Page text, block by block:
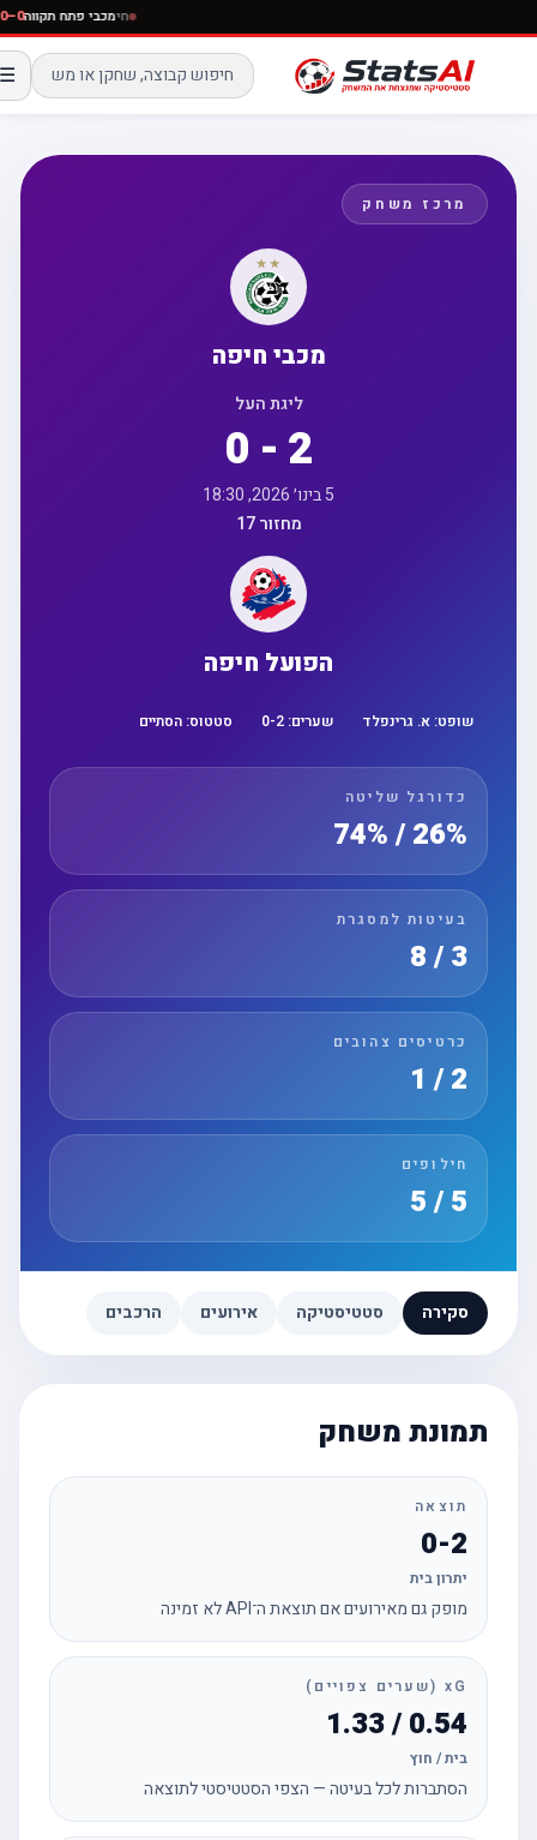
חימכבי פתח
☰
מרכז משחק
מכבי חיפה
ליגת העל
0 - 2
מחזור 17
הפועל חיפה
שופט:א. גרינפלד שערים: 0 -2 סטטוס:הסתיים
כדורגל שליטה
26% / 74%
בעיטות למסגרת
3 / 8
כרטיסים צהובים
חילופים
סקירה סטטיסטיקה אירועים הרכבים
תמונת משחק
תוצאה
0-2
יתרון בית
מופק גם מאירועים אם תוצאת ה־API לא זמינה
xG (שערים צפויים)
0.54 / 1.33
בית / חוץ
הסתברות לכל בעיטה — הצפי הסטטיסטי לתוצאה